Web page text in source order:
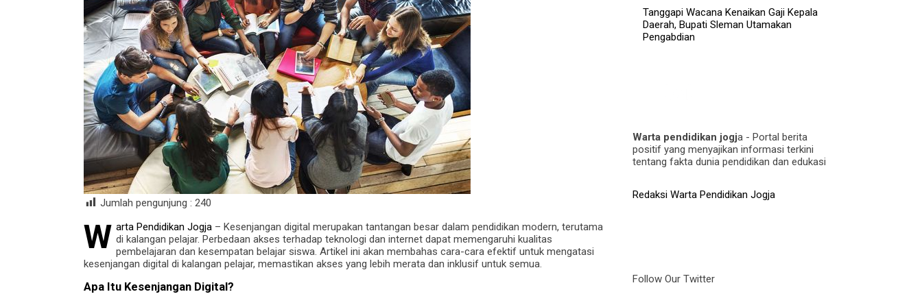
Jumlah pengunjung : 240
W arta Pendidikan Jogja – Kesenjangan digital merupakan tantangan besar dalam pendidikan modern, terutama
di kalangan pelajar. Perbedaan akses terhadap teknologi dan internet dapat memengaruhi kualitas
pembelajaran dan kesempatan belajar siswa. Artikel ini akan membahas cara-cara efektif untuk mengatasi
kesenjangan digital di kalangan pelajar, memastikan akses yang lebih merata dan inklusif untuk semua.
Apa Itu Kesenjangan Digital?
Tanggapi Wacana Kenaikan Gaji Kepala
Daerah, Bupati Sleman Utamakan
Pengabdian
Warta pendidikan jogja - Portal berita
positif yang menyajikan informasi terkini
tentang fakta dunia pendidikan dan edukasi
Redaksi Warta Pendidikan Jogja
Follow Our Twitter